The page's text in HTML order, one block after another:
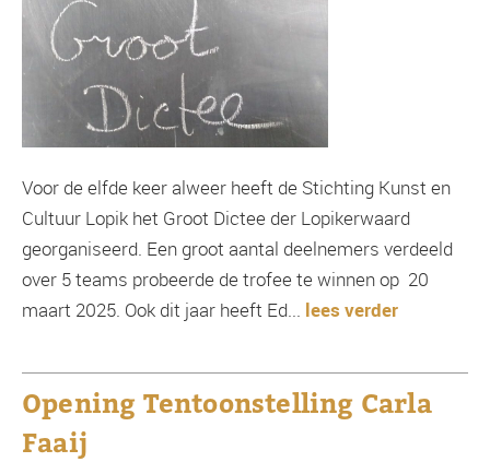
Voor de elfde keer alweer heeft de Stichting Kunst en
Cultuur Lopik het Groot Dictee der Lopikerwaard
georganiseerd. Een groot aantal deelnemers verdeeld
over 5 teams probeerde de trofee te winnen op 20
maart 2025. Ook dit jaar heeft Ed... lees verder
Opening Tentoonstelling Carla
Faaij